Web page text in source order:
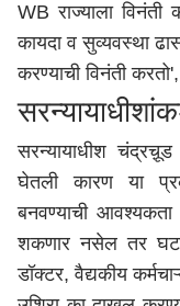
WB राज्याला विनंती
कायदा व सुव्यवस्था
करण्याची विनंती
सरन्यायाधीश
घेतली कारण या
बनवण्याची
शकणार नसेल तर
डॉक्टर, वैद्यकीय